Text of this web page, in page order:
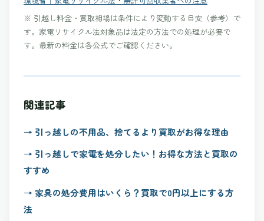
※ 引越し料金・買取相場は条件により変動する目安（参考）で
す。家電リサイクル法対象品は法定の方法での処理が必要で
す。最新の料金は各公式でご確認ください。
関連記事
引っ越しの不用品、捨てるより買取がお得な理由
引っ越しで家電を処分したい！お得な方法と買取の
すすめ
家具の処分費用はいくら？買取で0円以上にする方
法